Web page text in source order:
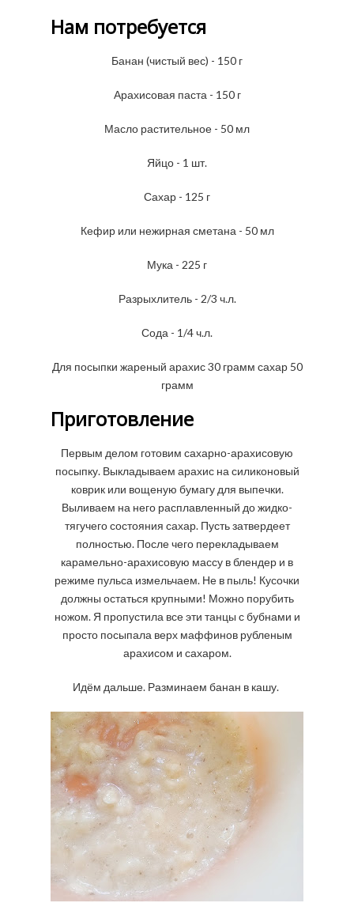
Нам потребуется
Банан (чистый вес) - 150 г
Арахисовая паста - 150 г
Масло растительное - 50 мл
Яйцо - 1 шт.
Сахар - 125 г
Кефир или нежирная сметана - 50 мл
Мука - 225 г
Разрыхлитель - 2/3 ч.л.
Сода - 1/4 ч.л.
Для посыпки жареный арахис 30 грамм сахар 50
грамм
Приготовление
Первым делом готовим сахарно-арахисовую
посыпку. Выкладываем арахис на силиконовый
коврик или вощеную бумагу для выпечки.
Выливаем на него расплавленный до жидко-
тягучего состояния сахар. Пусть затвердеет
полностью. После чего перекладываем
карамельно-арахисовую массу в блендер и в
режиме пульса измельчаем. Не в пыль! Кусочки
должны остаться крупными! Можно порубить
ножом. Я пропустила все эти танцы с бубнами и
просто посыпала верх маффинов рубленым
арахисом и сахаром.
Идём дальше. Разминаем банан в кашу.